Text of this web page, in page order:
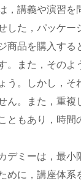
，講義や演習を
した，パッケー
商品を購入する
。また，そのよ
う。しかし，そ
ん。また，重複
ともあり，時間
デミーは，最小
めに，講座体系